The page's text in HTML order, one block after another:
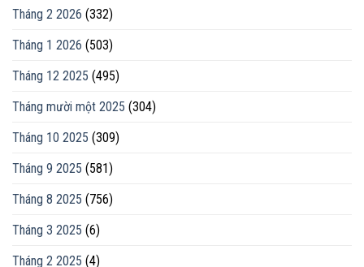
Tháng 2 2026 (332)
Tháng 1 2026 (503)
Tháng 12 2025 (495)
Tháng mười một 2025 (304)
Tháng 10 2025 (309)
Tháng 9 2025 (581)
Tháng 8 2025 (756)
Tháng 3 2025 (6)
Tháng 2 2025 (4)